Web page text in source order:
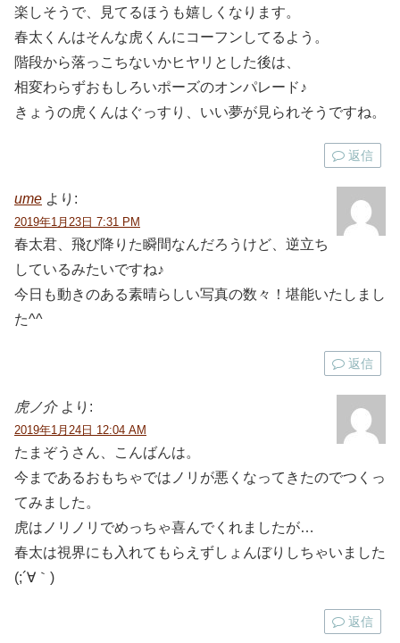
楽しそうで、見てるほうも嬉しくなります。
春太くんはそんな虎くんにコーフンしてるよう。
階段から落っこちないかヒヤリとした後は、
相変わらずおもしろいポーズのオンパレード♪
きょうの虎くんはぐっすり、いい夢が見られそうですね。
返信
ume より:
2019年1月23日 7:31 PM
春太君、飛び降りた瞬間なんだろうけど、逆立ち
しているみたいですね♪
今日も動きのある素晴らしい写真の数々！堪能いたしまし
た^^
返信
虎ノ介 より:
2019年1月24日 12:04 AM
たまぞうさん、こんばんは。
今まであるおもちゃではノリが悪くなってきたのでつくっ
てみました。
虎はノリノリでめっちゃ喜んでくれましたが…
春太は視界にも入れてもらえずしょんぼりしちゃいました
(;´∀｀)
返信